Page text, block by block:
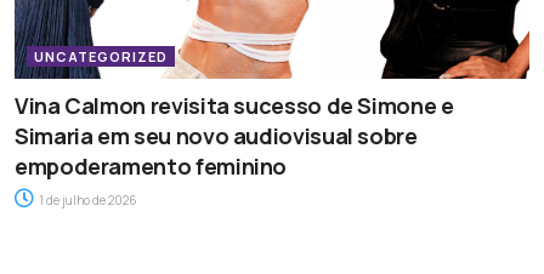
UNCATEGORIZED
Vina Calmon revisita sucesso de Simone e
Simaria em seu novo audiovisual sobre
empoderamento feminino
1 de julho de 2026